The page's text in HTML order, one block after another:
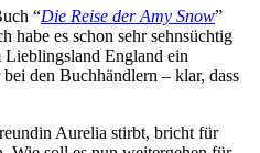
“Die Reise der Amy Snow”
habe es schon sehr sehnsüchtig
Lieblingsland England ein
den Buchhändlern – klar, dass
Aurelia stirbt, bricht für